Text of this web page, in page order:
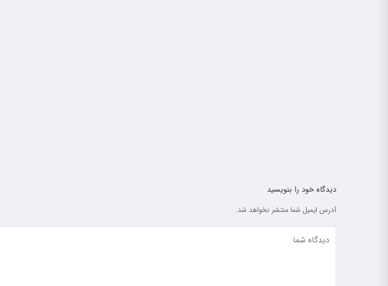
دیدگاه خود را بنویسید
آدرس ایمیل شما منتشر نخواهد شد.